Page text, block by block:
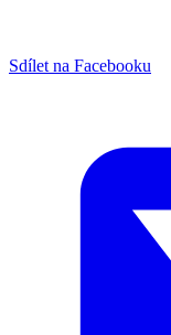
Sdílet na Facebooku